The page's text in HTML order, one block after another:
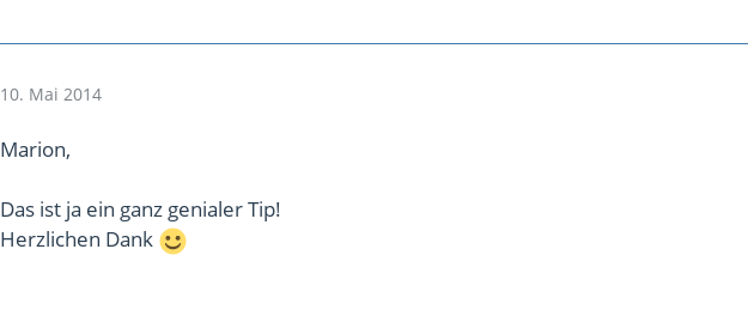
10. Mai 2014
Marion,
Das ist ja ein ganz genialer Tip!
Herzlichen Dank